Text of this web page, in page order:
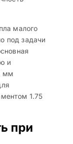
малого
под задачи
и
мм
1.75
при